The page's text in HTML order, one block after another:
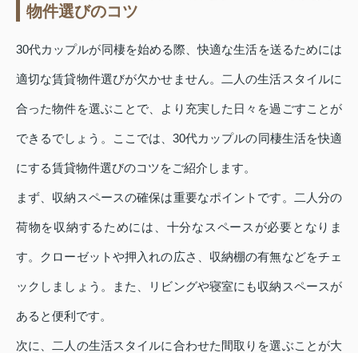
物件選びのコツ
30代カップルが同棲を始める際、快適な生活を送るためには
適切な賃貸物件選びが欠かせません。二人の生活スタイルに
合った物件を選ぶことで、より充実した日々を過ごすことが
できるでしょう。ここでは、30代カップルの同棲生活を快適
にする賃貸物件選びのコツをご紹介します。
まず、収納スペースの確保は重要なポイントです。二人分の
荷物を収納するためには、十分なスペースが必要となりま
す。クローゼットや押入れの広さ、収納棚の有無などをチェ
ックしましょう。また、リビングや寝室にも収納スペースが
あると便利です。
次に、二人の生活スタイルに合わせた間取りを選ぶことが大